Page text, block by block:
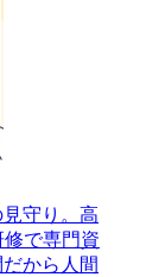
見守り。高
で専門資
から人間